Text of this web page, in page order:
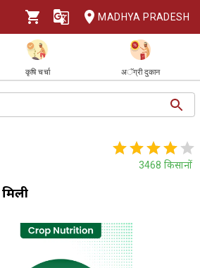
MADHYA PRADESH
कृषि चर्चा अॅग्री दुकान
3468 किसानों